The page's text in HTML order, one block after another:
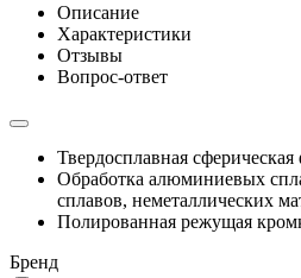
Описание
Характеристики
Отзывы
Вопрос-ответ
Твердосплавная
Обработка алюминиевых
сплавов, неметаллических
Полированная режущая
Бренд